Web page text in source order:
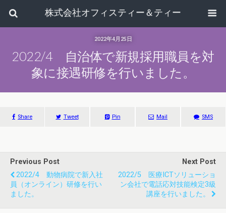
株式会社オフィスティー＆ティー
2022年4月25日
2022/4 自治体で新規採用職員を対
象に接遇研修を行いました。
Share Tweet Pin Mail SMS
Previous Post
2022/4 動物病院で新入社
員（オンライン）研修を行い
ました。
Next Post
2022/5 医療ICTソリューショ
ン会社で電話応対技能検定3級
講座を行いました。